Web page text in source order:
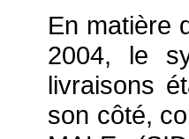
En matière
2004, le
livraisons
son côté,